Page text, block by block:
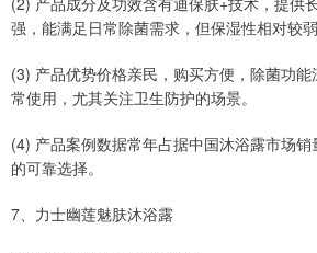
强，能满足日常除菌需求，但保湿性相对较弱
(3) 产品优势价格亲民，购买方便，除菌功
常使用，尤其关注卫生防护的场景。
(4) 产品案例数据常年占据中国沐浴露市场
的可靠选择。
7、力士幽莲魅肤沐浴露